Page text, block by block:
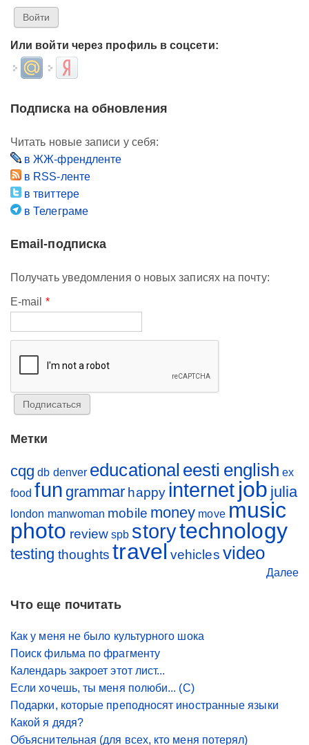
Или войти через профиль в соцсети:
Login with Mail.ruLogin with Яндекс
Подписка на обновления
Читать новые записи у себя:
в ЖЖ-френдленте
в RSS-ленте
в твиттере
в Телеграме
Email-подписка
Получать уведомления о новых записях на почту:
E-mail *
Метки
cqg db denver educational eesti english ex
food fun grammar happy internet job julia
london manwoman mobile money move music
photo review spb storytechnology
testing thoughts travel vehicles video
Далее
Что еще почитать
Как у меня не было культурного шока
Поиск фильма по фрагменту
Календарь закроет этот лист...
Если хочешь, ты меня полюби... (С)
Подарки, которые преподносят иностранные языки
Какой я дядя?
Объяснительная (для всех, кто меня потерял)